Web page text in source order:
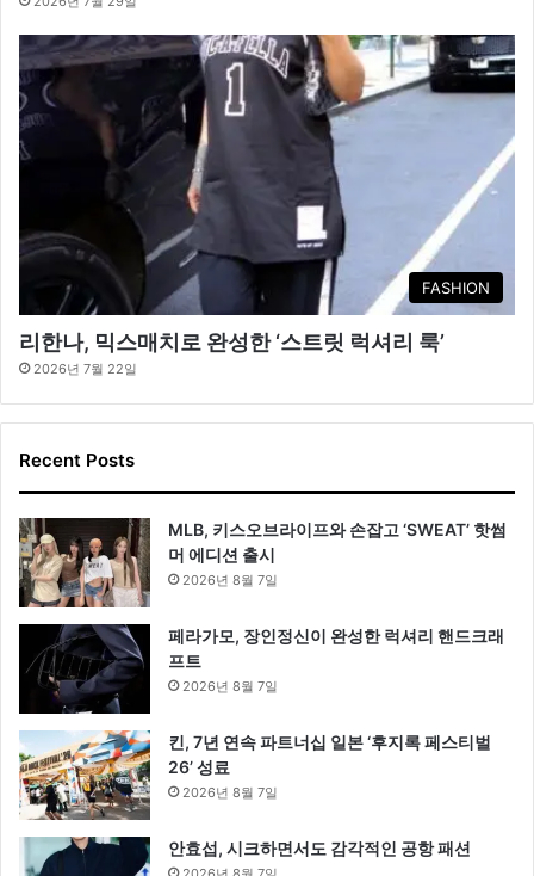
FASHION
리한나, 믹스매치로 완성한 ‘스트릿 럭셔리 룩’
2026년 7월 22일
Recent Posts
MLB, 키스오브라이프와 손잡고 ‘SWEAT’ 핫썸
머 에디션 출시
2026년 8월 7일
페라가모, 장인정신이 완성한 럭셔리 핸드크래
프트
2026년 8월 7일
킨, 7년 연속 파트너십 일본 ‘후지록 페스티벌
26’ 성료
2026년 8월 7일
안효섭, 시크하면서도 감각적인 공항 패션